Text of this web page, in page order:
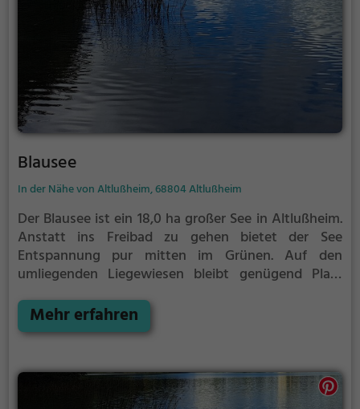
Blausee
In der Nähe von Altlußheim, 68804 Altlußheim
Der Blausee ist ein 18,0 ha großer See in Altlußheim.
Anstatt ins Freibad zu gehen bietet der See
Entspannung pur mitten im Grünen. Auf den
umliegenden Liegewiesen bleibt genügend Platz
September ist der Blausee ein beliebtes Ausflugsziel.
Egal ob für Familien, Freunde oder Paare, der Blausee
Mehr erfahren